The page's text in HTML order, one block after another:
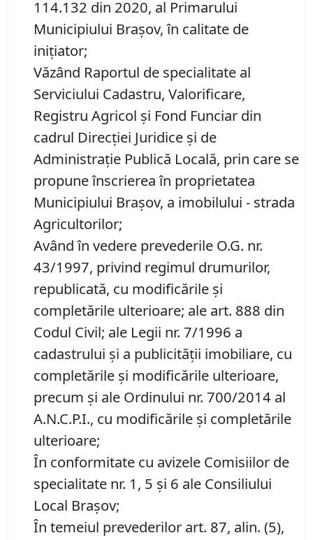
114.132 din 2020, al Primarului
Municipiului Brașov, în calitate de
inițiator;
Văzând Raportul de specialitate al
Serviciului Cadastru, Valorificare,
Registru Agricol şi Fond Funciar din
cadrul Direcţiei Juridice şi de
Administraţie Publică Locală, prin care se
propune înscrierea în proprietatea
Municipiului Braşov, a imobilului - strada
Agricultorilor;
Având în vedere prevederile O.G. nr.
43/1997, privind regimul drumurilor,
republicată, cu modificările şi
completările ulterioare; ale art. 888 din
Codul Civil; ale Legii nr. 7/1996 a
cadastrului și a publicității imobiliare, cu
completările și modificările ulterioare,
precum și ale Ordinului nr. 700/2014 al
A.N.C.P.I., cu modificările și completările
ulterioare;
În conformitate cu avizele Comisiilor de
specialitate nr. 1, 5 și 6 ale Consiliului
Local Brașov;
În temeiul prevederilor art. 87, alin. (5),